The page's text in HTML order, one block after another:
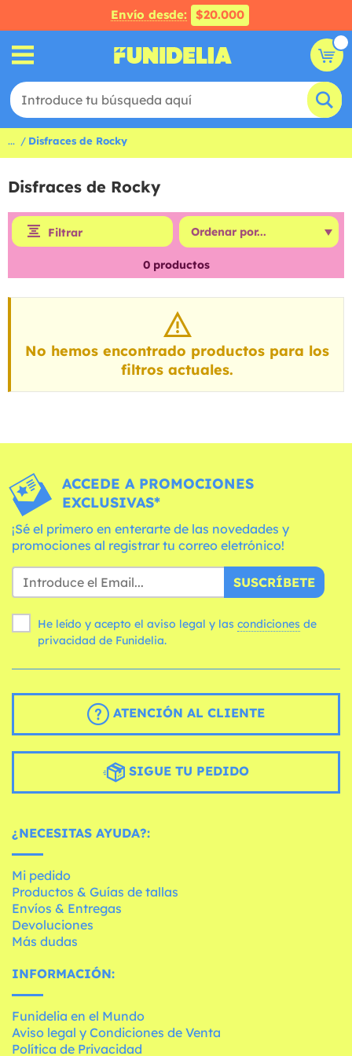
Envío desde: $20.000
... Disfraces de Rocky
Disfraces de Rocky
Filtrar
0productos
No hemos encontrado productos para los
filtros actuales.
ACCEDE A PROMOCIONES
EXCLUSIVAS*
¡Sé el primero en enterarte de las novedades y
promociones al registrar tu correo eletrónico!
SUSCRÍBETE
He leído y acepto el aviso legal y las condiciones
privacidad de Funidelia.
ATENCIÓN AL CLIENTE
SIGUE TU PEDIDO
¿NECESITAS AYUDA?:
Mi pedido
Productos & Guías de tallas
Envíos & Entregas
Devoluciones
Más dudas
INFORMACIÓN:
Funidelia en el Mundo
Aviso legal y Condiciones de Venta
Política de Privacidad